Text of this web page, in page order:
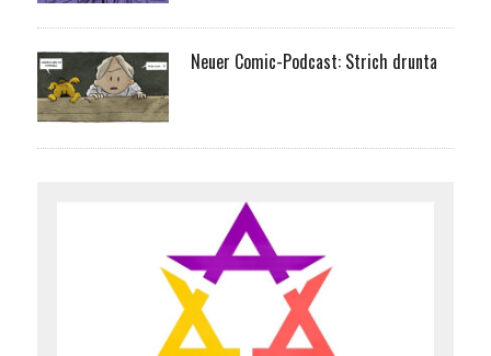
Neuer Comic-Podcast: Strich drunta